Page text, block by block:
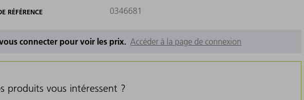
RÉFÉRENCE 0346681
connecter pour voir les prix. Accéder à la page de connexion
produits vous intéressent ?